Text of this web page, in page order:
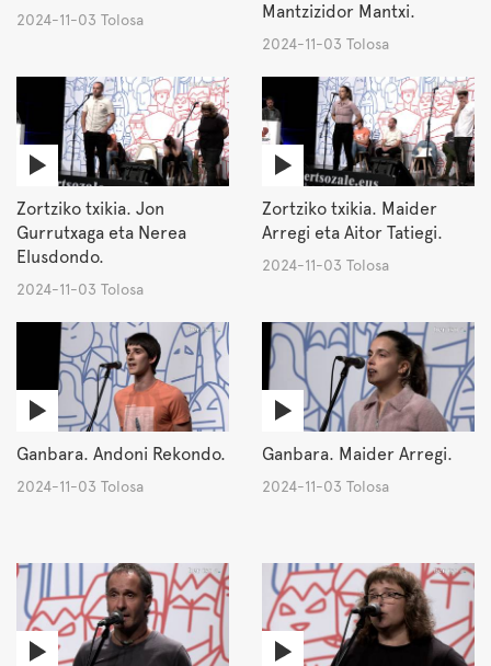
2024-11-03 Tolosa
Mantzizidor Mantxi.
2024-11-03 Tolosa
Zortziko txikia. Jon
Gurrutxaga eta Nerea
Elusdondo.
2024-11-03 Tolosa
Zortziko txikia. Maider
Arregi eta Aitor Tatiegi.
2024-11-03 Tolosa
Ganbara. Andoni Rekondo.
2024-11-03 Tolosa
Ganbara. Maider Arregi.
2024-11-03 Tolosa